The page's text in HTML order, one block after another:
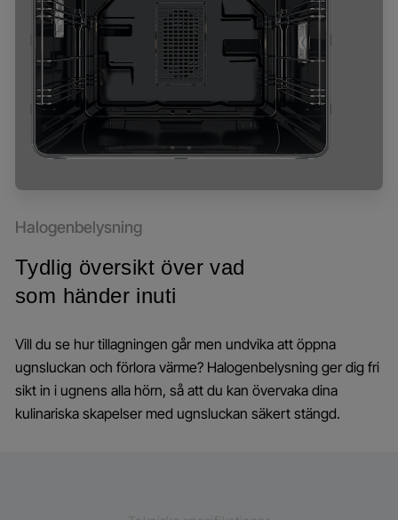
Halogenbelysning
Tydlig översikt över vad
som händer inuti
Vill du se hur tillagningen går men undvika att öppna
ugnsluckan och förlora värme? Halogenbelysning ger dig fri
sikt in i ugnens alla hörn, så att du kan övervaka dina
kulinariska skapelser med ugnsluckan säkert stängd.